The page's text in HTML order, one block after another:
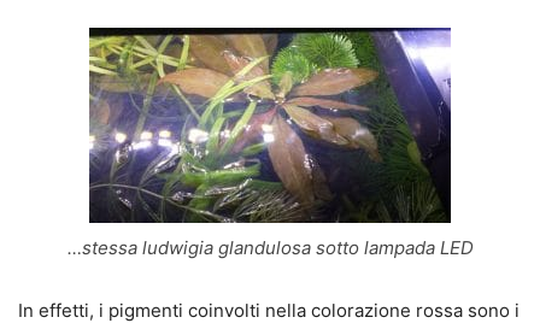
…stessa ludwigia glandulosa sotto lampada LED
In effetti, i pigmenti coinvolti nella colorazione rossa sono i